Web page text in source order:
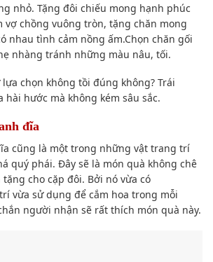
nhỏ. Tặng đôi chiếu mong hạnh phúc
vợ chồng vuông tròn, tặng chăn mong
nhau tình cảm nồng ấm.Chọn chăn gối
nhàng tránh những màu nâu, tối.
lựa chọn không tồi đúng không? Trái
hài hước mà không kém sâu sắc.
đĩa
cũng là một trong những vật trang trí
quý phái. Đây sẽ là món quà không chê
tặng cho cặp đôi. Bởi nó vừa có
vừa sử dụng để cắm hoa trong mỗi
người nhận sẽ rất thích món quà này.